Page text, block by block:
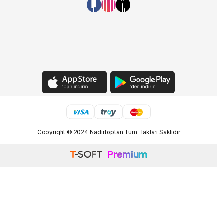
Copyright © 2024 Nadirtoptan Tüm Hakları Saklıdır